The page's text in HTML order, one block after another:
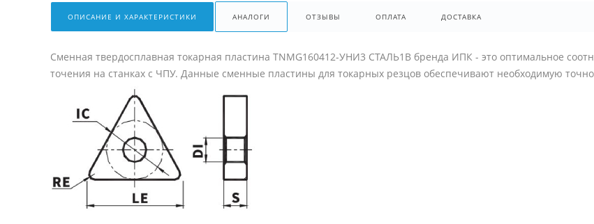
ОПИСАНИЕ И ХАРАКТЕРИСТИКИ АНАЛОГИ ОТЗЫВЫ ОПЛАТА ДОСТАВКА
Сменная твердосплавная токарная пластина TNMG160412-УНИ3 СТАЛЬ1В бренда ИПК - это оптимальное
точения на станках с ЧПУ. Данные сменные пластины для токарных резцов обеспечивают необходимую